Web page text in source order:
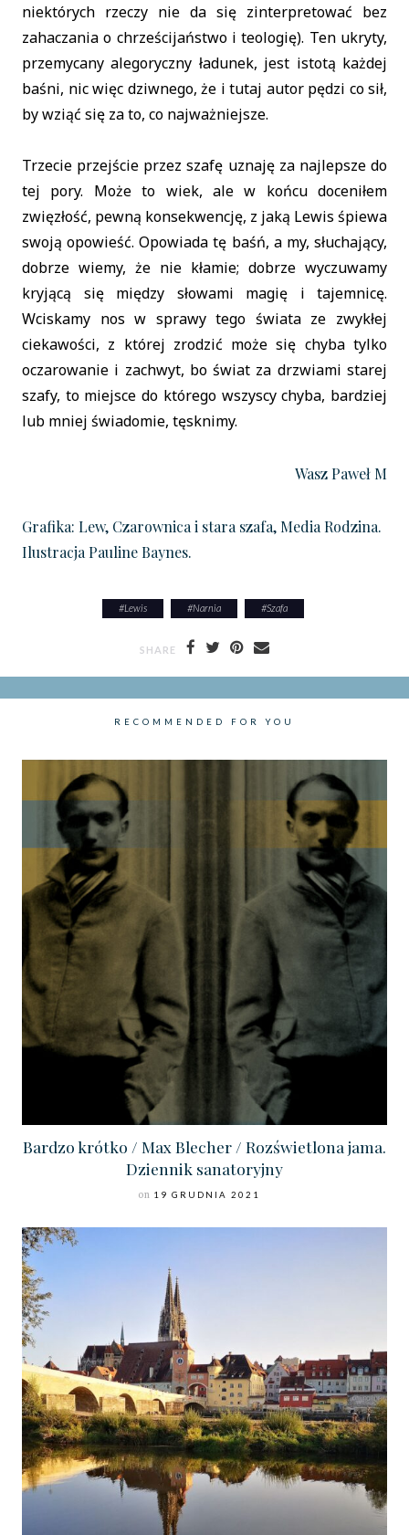
niektórych rzeczy nie da się zinterpretować bez
zahaczania o chrześcijaństwo i teologię). Ten ukryty,
przemycany alegoryczny ładunek, jest istotą każdej
baśni, nic więc dziwnego, że i tutaj autor pędzi co sił,
by wziąć się za to, co najważniejsze.
Trzecie przejście przez szafę uznaję za najlepsze do
tej pory. Może to wiek, ale w końcu doceniłem
zwięzłość, pewną konsekwencję, z jaką Lewis śpiewa
swoją opowieść. Opowiada tę baśń, a my, słuchający,
dobrze wiemy, że nie kłamie; dobrze wyczuwamy
kryjącą się między słowami magię i tajemnicę.
Wciskamy nos w sprawy tego świata ze zwykłej
ciekawości, z której zrodzić może się chyba tylko
oczarowanie i zachwyt, bo świat za drzwiami starej
szafy, to miejsce do którego wszyscy chyba, bardziej
lub mniej świadomie, tęsknimy.
Wasz Paweł M
Grafika: Lew, Czarownica i stara szafa, Media Rodzina.
Ilustracja Pauline Baynes.
#Lewis #Narnia #Szafa
SHARE
RECOMMENDED FOR YOU
Bardzo krótko / Max Blecher / Rozświetlona jama.
Dziennik sanatoryjny
on 19 GRUDNIA 2021